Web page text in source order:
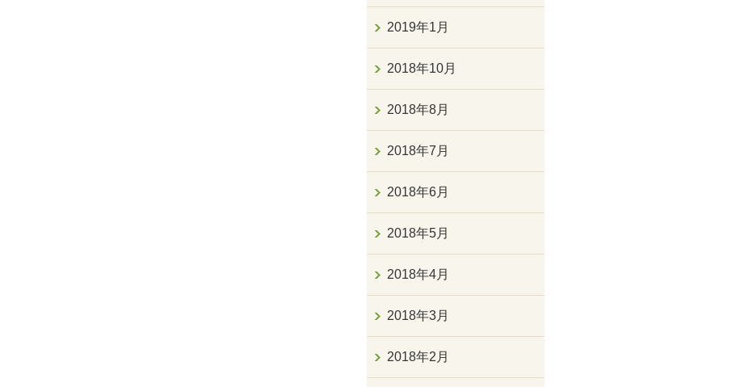
2019年1月
2018年10月
2018年8月
2018年7月
2018年6月
2018年5月
2018年4月
2018年3月
2018年2月